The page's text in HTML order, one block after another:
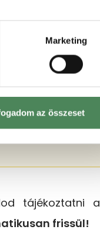
Marketing
az összeset
követése, és a
tájékoztatni
frissül!